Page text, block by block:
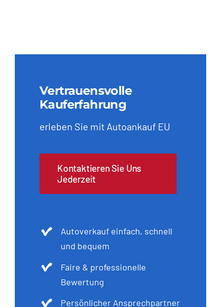
Vertrauensvolle
Kauferfahrung
erleben Sie mit Autoankauf EU
Kontaktieren Sie Uns
Jederzeit
Autoverkauf einfach, schnell
und bequem
Faire & professionelle
Bewertung
Persönlicher Ansprechpartner